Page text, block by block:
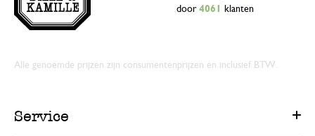
door 4061 klanten
Alle genoemde prijzen zijn consumentenprijzen en inclusief BTW.
Service